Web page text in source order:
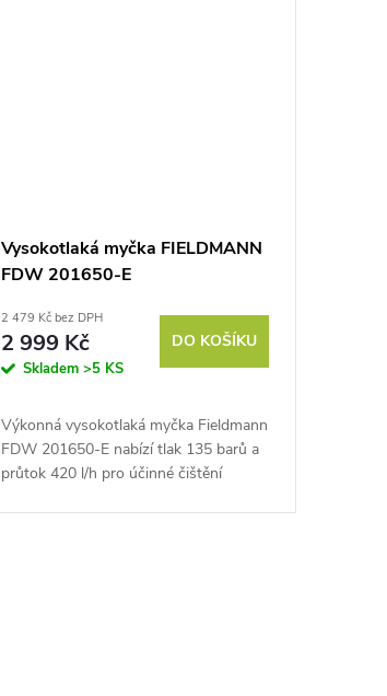
Vysokotlaká myčka FIELDMANN
FDW 201650-E
2 479 Kč bez DPH
2 999 Kč
Skladem >5 KS
DO KOŠÍKU
Výkonná vysokotlaká myčka Fieldmann
FDW 201650‑E nabízí tlak 135 barů a
průtok 420 l/h pro účinné čištění